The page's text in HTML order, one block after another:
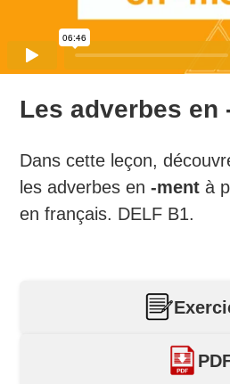
Les adverbes en
Dans cette leçon,
les adverbes en-mentà
en français. DELF B1.